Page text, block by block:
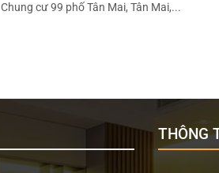
Chung cư 99 phố Tân Mai, Tân Mai,...
THÔNG